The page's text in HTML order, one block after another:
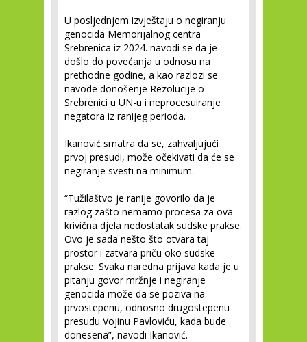
U posljednjem izvještaju o negiranju
genocida Memorijalnog centra
Srebrenica iz 2024. navodi se da je
došlo do povećanja u odnosu na
prethodne godine, a kao razlozi se
navode donošenje Rezolucije o
Srebrenici u UN-u i neprocesuiranje
negatora iz ranijeg perioda.
Ikanović smatra da se, zahvaljujući
prvoj presudi, može očekivati da će se
negiranje svesti na minimum.
“Tužilaštvo je ranije govorilo da je
razlog zašto nemamo procesa za ova
krivična djela nedostatak sudske prakse.
Ovo je sada nešto što otvara taj
prostor i zatvara priču oko sudske
prakse. Svaka naredna prijava kada je u
pitanju govor mržnje i negiranje
genocida može da se poziva na
prvostepenu, odnosno drugostepenu
presudu Vojinu Pavloviću, kada bude
donesena”, navodi Ikanović.